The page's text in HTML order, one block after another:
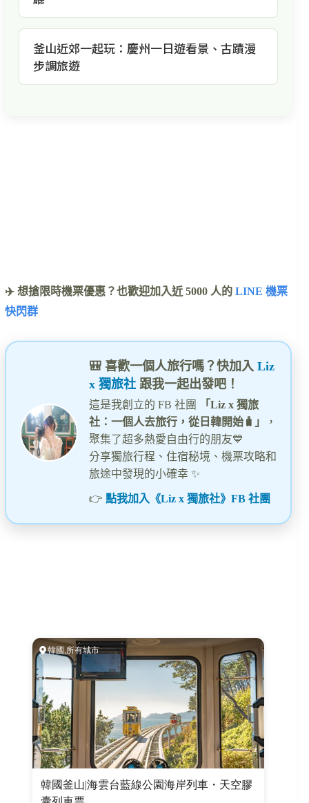
釜山近郊一起玩：慶州一日遊看景、古蹟漫
步調旅遊
✈️ 想搶限時機票優惠？也歡迎加入近 5000 人的 LINE 機票
快閃群
🎒 喜歡一個人旅行嗎？快加入 Liz
x 獨旅社 跟我一起出發吧！
這是我創立的 FB 社團
「Liz x 獨旅
社：一個人去旅行，從日韓開始🧳」
，
聚集了超多熱愛自由行的朋友💙
分享獨旅行程、住宿秘境、機票攻略和
旅途中發現的小確幸 ✨
👉 點我加入《Liz x 獨旅社》FB 社團